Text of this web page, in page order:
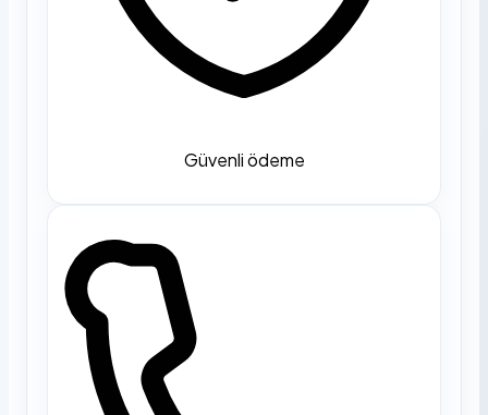
Güvenli ödeme